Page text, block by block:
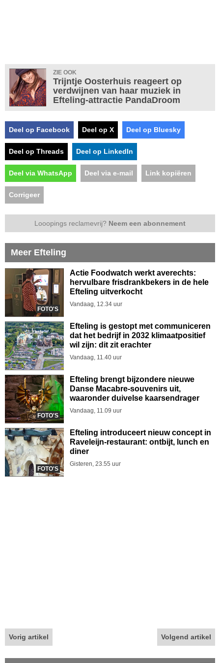
ZIE OOK
Trijntje Oosterhuis reageert op
verdwijnen van haar muziek in
Efteling-attractie PandaDroom
Deel op Facebook Deel op X Deel op Bluesky
Deel op Threads Deel op LinkedIn
Deel via WhatsApp Deel via e-mail Link kopiëren
Corrigeer
Looopings reclamevrij? Neem een abonnement
Meer Efteling
FOTO'S
Actie Foodwatch werkt averechts:
hervulbare frisdrankbekers in de hele
Efteling uitverkocht
Vandaag, 12.34 uur
Efteling is gestopt met communiceren
dat het bedrijf in 2032 klimaatpositief
wil zijn: dit zit erachter
Vandaag, 11.40 uur
FOTO'S
Efteling brengt bijzondere nieuwe
Danse Macabre-souvenirs uit,
waaronder duivelse kaarsendrager
Vandaag, 11.09 uur
FOTO'S
Efteling introduceert nieuw concept in
Raveleijn-restaurant: ontbijt, lunch en
diner
Gisteren, 23.55 uur
Vorig artikel Volgend artikel